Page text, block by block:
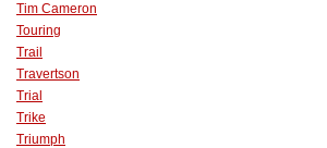
Tim Cameron
Touring
Trail
Travertson
Trial
Trike
Triumph